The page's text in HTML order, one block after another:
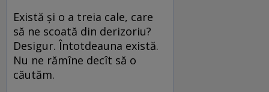
Există și o a treia cale, care
să ne scoată din derizoriu?
Desigur. Întotdeauna există.
Nu ne rămîne decît să o
căutăm.